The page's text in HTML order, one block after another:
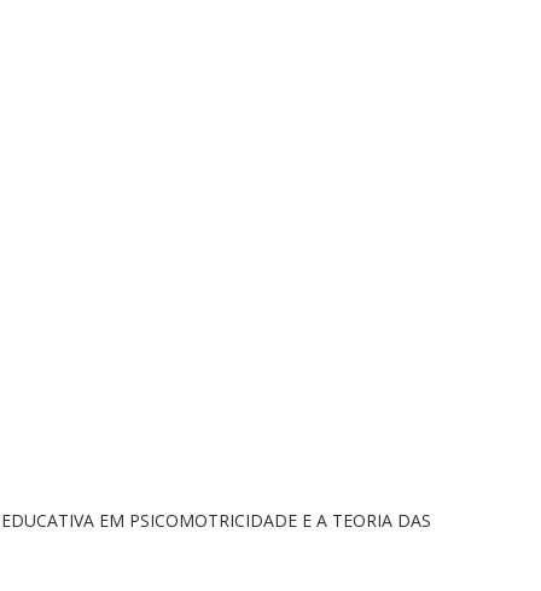
EM PSICOMOTRICIDADE E A TEORIA DAS